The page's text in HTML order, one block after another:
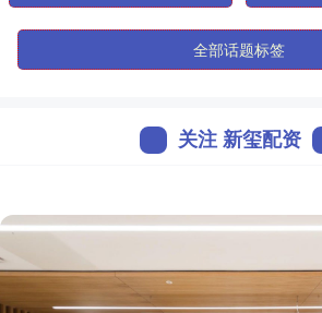
全部话题标签
关注 新玺配资